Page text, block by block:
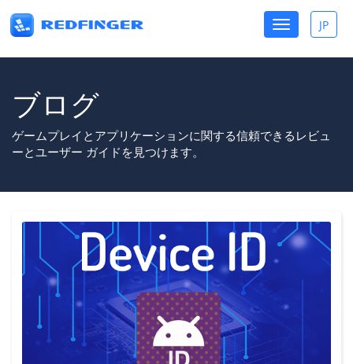
Toggle
JP
Toggle
navigation
ブログ
ゲームプレイとアプリケーションに関する信頼できるレビュ
ーとユーザー ガイドを見つけます。